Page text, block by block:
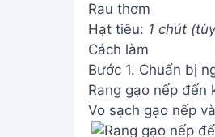
Rau thơm
Hạt tiêu: 1 chút
Cách làm
Bước 1. Chuẩn bị
Rang gạo nếp đến
Vo sạch gạo nếp